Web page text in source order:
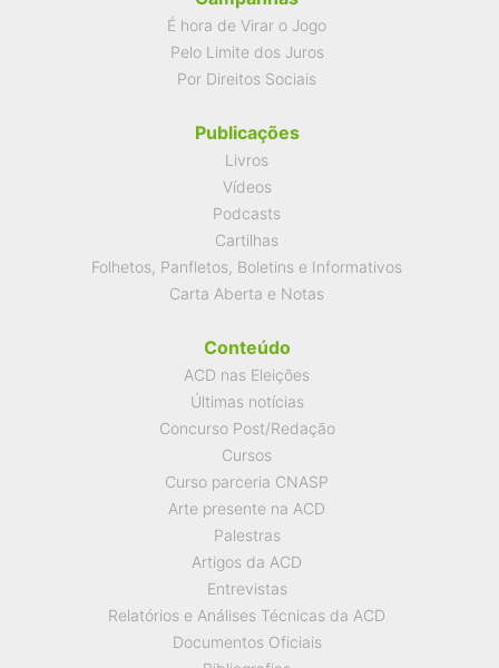
É hora de Virar o Jogo
Pelo Limite dos Juros
Por Direitos Sociais
Publicações
Livros
Vídeos
Podcasts
Cartilhas
Folhetos, Panfletos, Boletins e Informativos
Carta Aberta e Notas
Conteúdo
ACD nas Eleições
Últimas notícias
Concurso Post/Redação
Cursos
Curso parceria CNASP
Arte presente na ACD
Palestras
Artigos da ACD
Entrevistas
Relatórios e Análises Técnicas da ACD
Documentos Oficiais